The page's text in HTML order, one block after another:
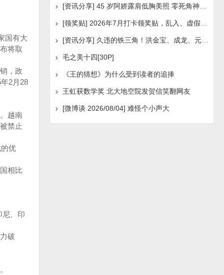
国有大
将取
，政
2月28
越南
禁止
优
相比
尼、印
破
[资讯分享] 久违的铁三角！洪金宝、成龙、元彪最新合照
毛之美十四[30P]
《王的猜想》为什么受到读者的追捧
王虹获数学奖 北大地空院发贺信笑翻网友
[微博谈 2026/08/04] 难怪个小声大